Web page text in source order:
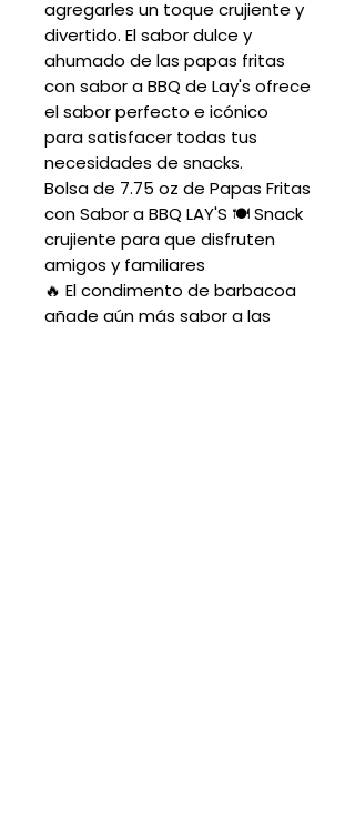
agregarles un toque crujiente y
divertido. El sabor dulce y
ahumado de las papas fritas
con sabor a BBQ de Lay's ofrece
el sabor perfecto e icónico
para satisfacer todas tus
necesidades de snacks.
Bolsa de 7.75 oz de Papas Fritas
con Sabor a BBQ LAY'S 🍽️ Snack
crujiente para que disfruten
amigos y familiares
🔥 El condimento de barbacoa
añade aún más sabor a las